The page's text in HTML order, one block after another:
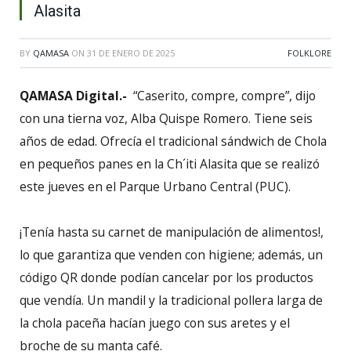
Alasita
BY QAMASA ON 31 DE ENERO DE 2025 FOLKLORE
QAMASA Digital.- “Caserito, compre, compre”, dijo
con una tierna voz, Alba Quispe Romero. Tiene seis
años de edad. Ofrecía el tradicional sándwich de Chola
en pequeños panes en la Ch´iti Alasita que se realizó
este jueves en el Parque Urbano Central (PUC).
¡Tenía hasta su carnet de manipulación de alimentos!,
lo que garantiza que venden con higiene; además, un
código QR donde podían cancelar por los productos
que vendía. Un mandil y la tradicional pollera larga de
la chola paceña hacían juego con sus aretes y el
broche de su manta café.